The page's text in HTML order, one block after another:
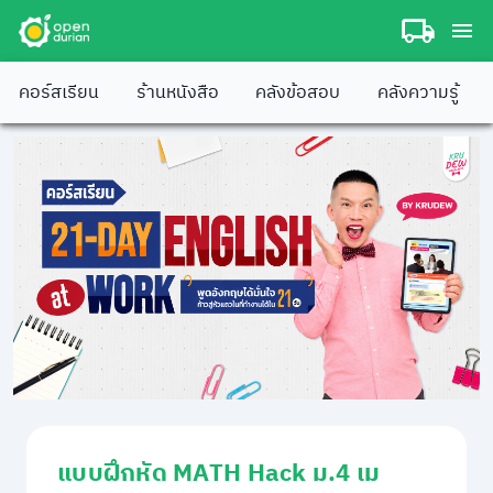
คอร์สเรียน ร้านหนังสือ คลังข้อสอบ คลังความรู้
แบบฝึกหัด MATH Hack ม.4 เม